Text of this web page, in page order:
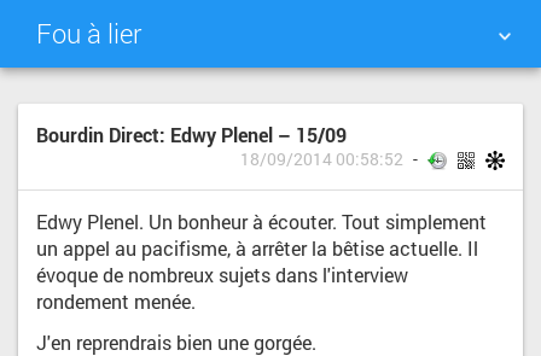
Fou à lier
NUAGE DE TAGS MUR D'IMAGES
Bourdin Direct: Edwy Plenel – 15/09
18/09/2014 00:58:52
Edwy Plenel. Un bonheur à écouter. Tout simplement
un appel au pacifisme, à arrêter la bêtise actuelle. Il
évoque de nombreux sujets dans l'interview
rondement menée.
J'en reprendrais bien une gorgée.